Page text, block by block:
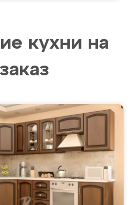
кухни на
заказ